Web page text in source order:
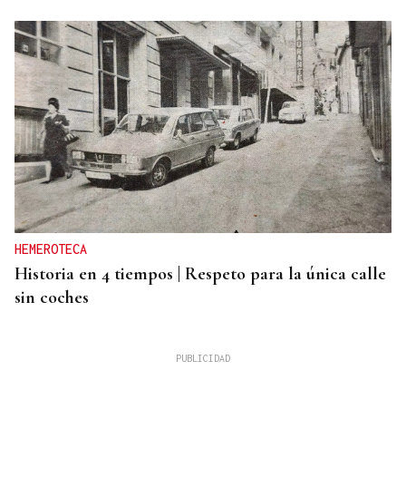
HEMEROTECA
Historia en 4 tiempos | Respeto para la única calle
sin coches